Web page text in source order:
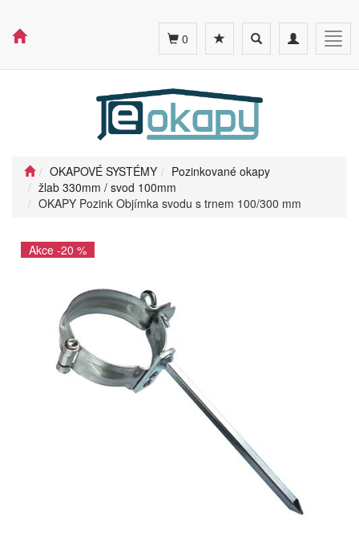
Toggle
navigation
Toggle
search
0
OKAPOVÉ SYSTÉMY
Pozinkované okapy
žlab 330mm / svod 100mm
OKAPY Pozink Objímka svodu s trnem 100/300 mm
Akce -20 %